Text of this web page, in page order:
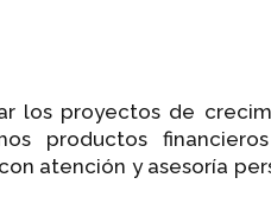
los proyectos de
productos
atención y asesoría